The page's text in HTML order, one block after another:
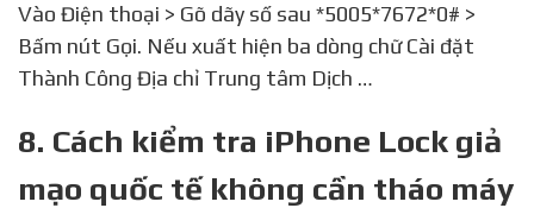
Vào Điện thoại > Gõ dãy số sau *5005*7672*0# >
Bấm nút Gọi. Nếu xuất hiện ba dòng chữ Cài đặt
Thành Công Địa chỉ Trung tâm Dịch …
8. Cách kiểm tra iPhone Lock giả
mạo quốc tế không cần tháo máy